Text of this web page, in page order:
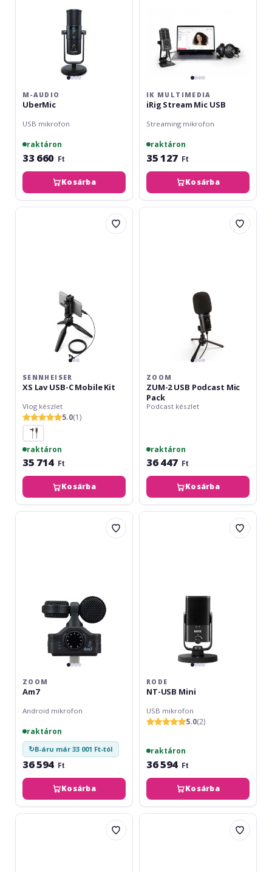
M-AUDIO
UberMic
USB mikrofon
raktáron
33 660 Ft
Kosárba
IK MULTIMEDIA
iRig Stream Mic USB
Streaming mikrofon
raktáron
35 127 Ft
Kosárba
Sennheiser
SENNHEISER
XS Lav USB-C Mobile Kit
Vlog készlet
5.0(1)
raktáron
35 714 Ft
Kosárba
Zoom
ZOOM
ZUM-2 USB Podcast Mic
Pack
Podcast készlet
raktáron
36 447 Ft
Kosárba
Zoom
ZOOM
Am7
Android mikrofon
raktáron
↻B-áru már 33 001 Ft-tól
36 594 Ft
Kosárba
Rode
RODE
NT-USB Mini
USB mikrofon
5.0(2)
raktáron
36 594 Ft
Kosárba
Zoom
IK